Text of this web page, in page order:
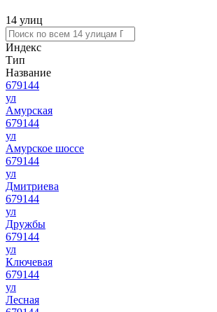
14 улиц
Индекс
Тип
Название
679144
ул
Амурская
679144
ул
Амурское шоссе
679144
ул
Дмитриева
679144
ул
Дружбы
679144
ул
Ключевая
679144
ул
Лесная